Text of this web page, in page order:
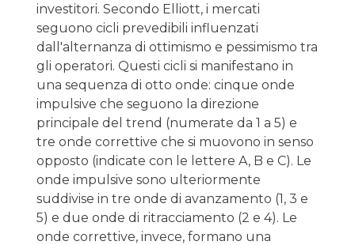
investitori. Secondo Elliott, i mercati
seguono cicli prevedibili influenzati
dall'alternanza di ottimismo e pessimismo tra
gli operatori. Questi cicli si manifestano in
una sequenza di otto onde: cinque onde
impulsive che seguono la direzione
principale del trend (numerate da 1 a 5) e
tre onde correttive che si muovono in senso
opposto (indicate con le lettere A, B e C). Le
onde impulsive sono ulteriormente
suddivise in tre onde di avanzamento (1, 3 e
5) e due onde di ritracciamento (2 e 4). Le
onde correttive, invece, formano una